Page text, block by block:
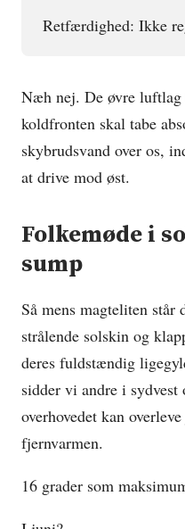
Retfærdighed: Ikke
Næh nej. De øvre
koldfronten skal tabe
skybrudsvand over os,
at drive mod øst.
Folkemøde i
sump
Så mens magteliten står
strålende solskin og
deres fuldstændig
sidder vi andre i
overhovedet kan
fjernvarmen.
16 grader som